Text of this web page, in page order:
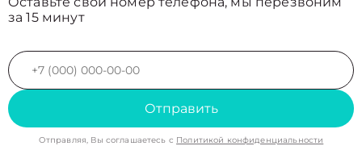
за 15 минут
Отправить
Отправляя, Вы соглашаетесь с Политикой конфиденциальности